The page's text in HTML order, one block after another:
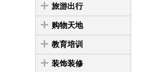
旅游出行
购物天地
教育培训
装饰装修